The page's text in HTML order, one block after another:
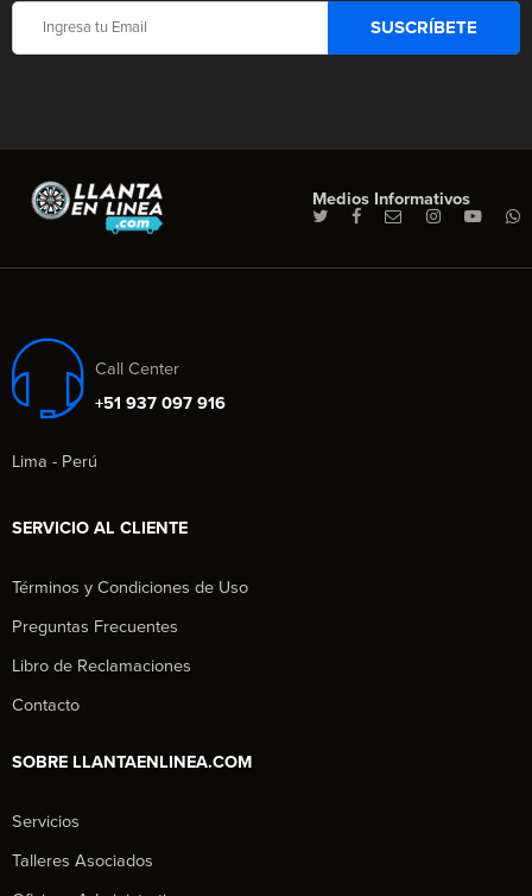
Medios Informativos
Call Center
+51 937 097 916
Lima - Perú
SERVICIO AL CLIENTE
Términos y Condiciones de Uso
Preguntas Frecuentes
Libro de Reclamaciones
Contacto
SOBRE LLANTAENLINEA.COM
Servicios
Talleres Asociados